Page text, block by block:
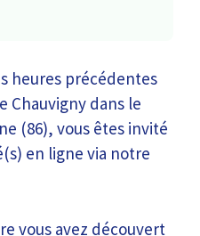
heures précédentes
Chauvigny dans le
(86), vous êtes invité
en ligne via notre
vous avez découvert